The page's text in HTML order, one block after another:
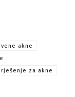
akne
za akne